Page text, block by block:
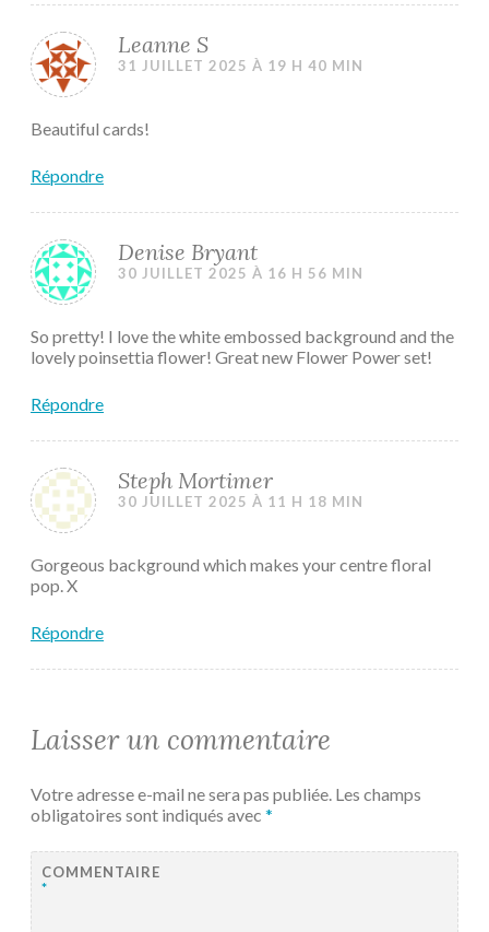
Leanne S
31 JUILLET 2025 À 19 H 40 MIN
Beautiful cards!
Répondre
Denise Bryant
30 JUILLET 2025 À 16 H 56 MIN
So pretty! I love the white embossed background and the
lovely poinsettia flower! Great new Flower Power set!
Répondre
Steph Mortimer
30 JUILLET 2025 À 11 H 18 MIN
Gorgeous background which makes your centre floral
pop. X
Répondre
Laisser un commentaire
Votre adresse e-mail ne sera pas publiée. Les champs
obligatoires sont indiqués avec *
COMMENTAIRE
*